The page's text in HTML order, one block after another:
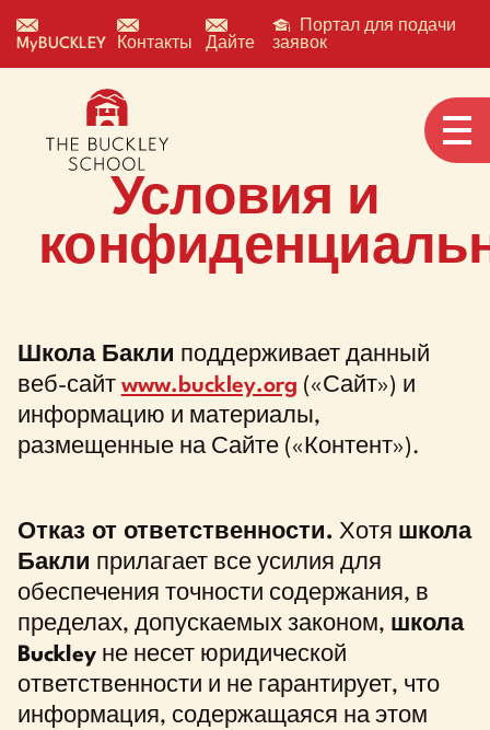
MyBUCKLEY Контакты Дайте
Портал для подачи
заявок
Условия и
Школа Бакли поддерживает данный
веб-сайт www.buckley.org («Сайт») и
информацию и материалы,
размещенные на Сайте («Контент»).
Отказ от ответственности. Хотя школа
Бакли прилагает все усилия для
обеспечения точности содержания, в
пределах, допускаемых законом, школа
Buckleyне несет юридической
ответственности и не гарантирует, что
информация, содержащаяся на этом